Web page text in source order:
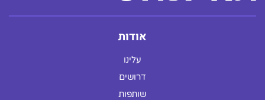
אודות
עלינו
דרושים
שותפות